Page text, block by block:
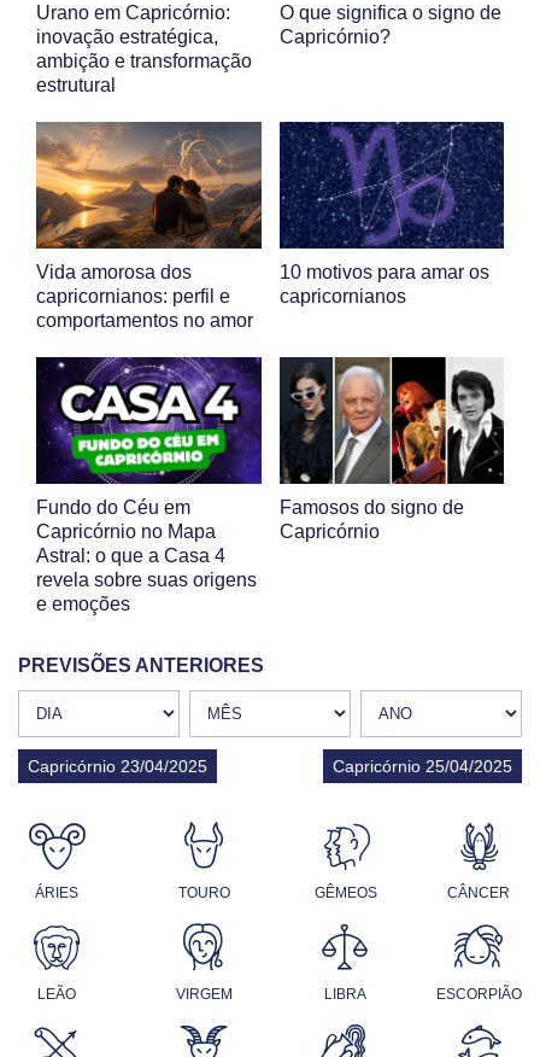
Urano em Capricórnio:
inovação estratégica,
ambição e transformação
estrutural
O que significa o signo de
Capricórnio?
Vida amorosa dos
capricornianos: perfil e
comportamentos no amor
10 motivos para amar os
capricornianos
Fundo do Céu em
Capricórnio no Mapa
Astral: o que a Casa 4
revela sobre suas origens
e emoções
Famosos do signo de
Capricórnio
PREVISÕES ANTERIORES
Capricórnio 23/04/2025 Capricórnio 25/04/2025
ÁRIES TOURO GÊMEOS CÂNCER
LEÃO VIRGEM LIBRA ESCORPIÃO